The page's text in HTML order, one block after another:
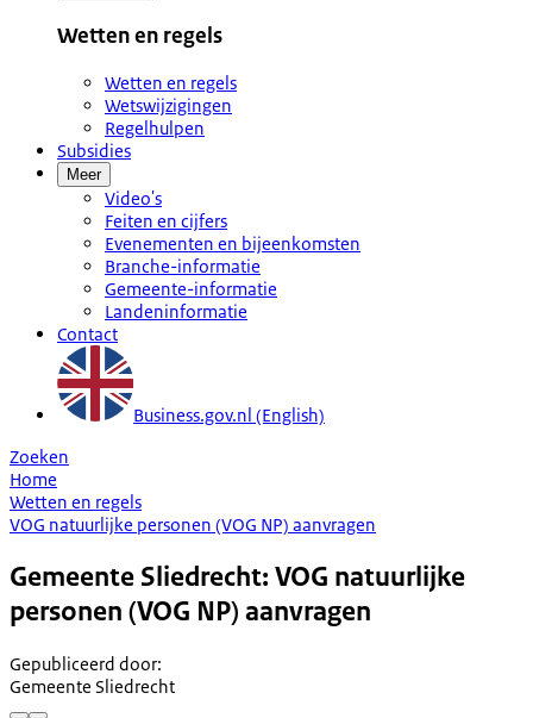
Wetten en regels
Wetten en regels
Wetswijzigingen
Regelhulpen
Subsidies
Meer
Video's
Feiten en cijfers
Evenementen en bijeenkomsten
Branche-informatie
Gemeente-informatie
Landeninformatie
Contact
Business.gov.nl (English)
Zoeken
Home
Wetten en regels
VOG natuurlijke personen (VOG NP) aanvragen
Gemeente Sliedrecht: VOG natuurlijke
personen (VOG NP) aanvragen
Gepubliceerd door:
Gemeente Sliedrecht